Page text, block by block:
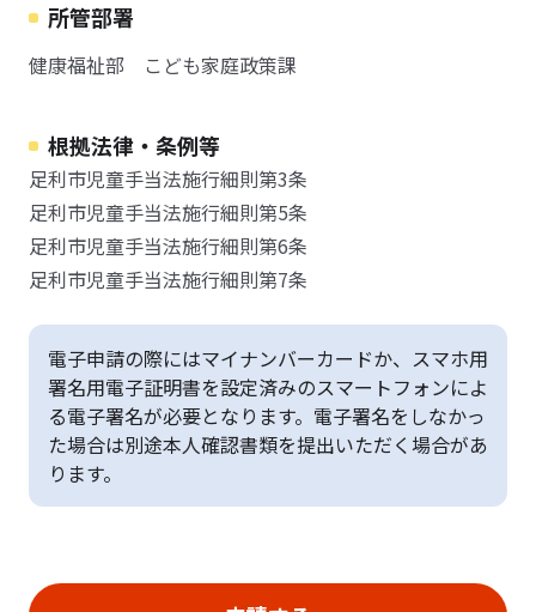
所管部署
健康福祉部 こども家庭政策課
根拠法律・条例等
足利市児童手当法施行細則第3条
足利市児童手当法施行細則第5条
足利市児童手当法施行細則第6条
足利市児童手当法施行細則第7条
電子申請の際にはマイナンバーカードか、スマホ用
署名用電子証明書を設定済みのスマートフォンによ
る電子署名が必要となります。電子署名をしなかっ
た場合は別途本人確認書類を提出いただく場合があ
ります。